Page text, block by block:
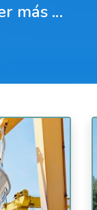
más ...